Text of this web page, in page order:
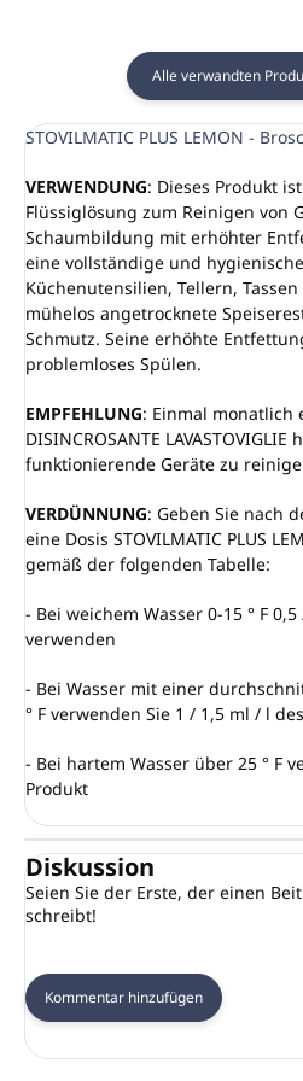
Alle verwandten
STOVILMATIC PLUS LEMON -
VERWENDUNG: Dieses Produkt
Flüssiglösung zum Reinigen von
Schaumbildung mit erhöhter
eine vollständige und
Küchenutensilien, Tellern,
mühelos angetrocknete
Schmutz. Seine erhöhte
problemloses Spülen.
EMPFEHLUNG: Einmal monatlich
DISINCROSANTE
funktionierende Geräte zu
VERDÜNNUNG: Geben Sie nach
eine Dosis STOVILMATIC PLUS
gemäß der folgenden Tabelle:
- Bei weichem Wasser 0-15 ° F
verwenden
- Bei Wasser mit einer
° F verwenden Sie 1 / 1,5 ml / l
- Bei hartem Wasser über 25 ° F
Produkt
Diskussion
Seien Sie der Erste, der einen
schreibt!
Kommentar hinzufügen